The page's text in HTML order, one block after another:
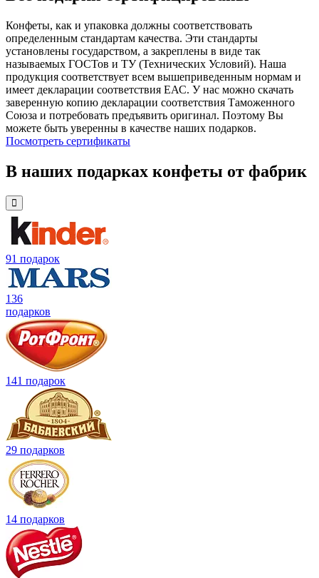
Конфеты, как и упаковка должны соответствовать
определенным стандартам качества. Эти стандарты
установлены государством, а закреплены в виде так
называемых ГОСТов и ТУ (Технических Условий). Наша
продукция соответствует всем вышеприведенным нормам и
имеет декларации соответствия ЕАС. У нас можно скачать
заверенную копию декларации соответствия Таможенного
Союза и потребовать предъявить оригинал. Поэтому Вы
можете быть уверенны в качестве наших подарков.
Посмотреть сертификаты
В наших подарках конфеты от фабрик
91 подарок
136
подарков
141 подарок
29 подарков
14 подарков